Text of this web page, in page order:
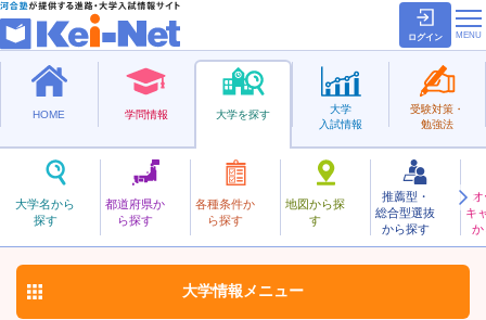
ログイン
HOME 学問情報 大学を探す
大学名から
探す
都道府県か
ら探す
各種条件か
ら探す
地図から探
す
推薦型・
総合型選抜
から探す
キ
か
大学
入試情報
受験対策・
勉強法
私立
とうあ
東亜大学 お気に入り
大学情報 メニュー